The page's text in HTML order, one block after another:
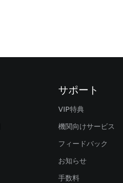
サポート
VIP特典
機関向けサービス
フィードバック
お知らせ
手数料